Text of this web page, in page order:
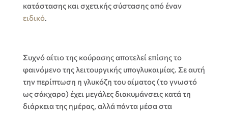
κατάστασης και σχετικής σύστασης από έναν
ειδικό.
Συχνό αίτιο της κούρασης αποτελεί επίσης το
φαινόμενο της λειτουργικής υπογλυκαιμίας. Σε αυτή
την περίπτωση η γλυκόζη του αίματος(το γνωστό
ως σάκχαρο) έχει μεγάλες διακυμάνσεις κατά τη
διάρκεια της ημέρας, αλλά πάντα μέσα στα